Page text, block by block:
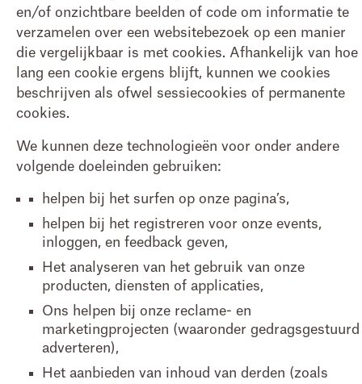
en/of onzichtbare beelden of code om informatie te
verzamelen over een websitebezoek op een manier
die vergelijkbaar is met cookies. Afhankelijk van hoe
lang een cookie ergens blijft, kunnen we cookies
beschrijven als ofwel sessiecookies of permanente
cookies.
We kunnen deze technologieën voor onder andere
volgende doeleinden gebruiken:
helpen bij het surfen op onze pagina’s,
helpen bij het registreren voor onze events,
inloggen, en feedback geven,
Het analyseren van het gebruik van onze
producten, diensten of applicaties,
Ons helpen bij onze reclame- en
marketingprojecten (waaronder gedragsgestuurd
adverteren),
Het aanbieden van inhoud van derden (zoals